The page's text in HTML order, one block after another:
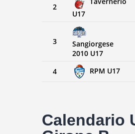
2
U17
3
Sangiorgese
2010 U17
4 RPM U17
Calendario